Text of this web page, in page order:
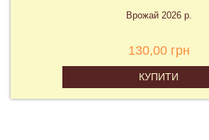
Врожай 2026 р.
130,00 грн
КУПИТИ